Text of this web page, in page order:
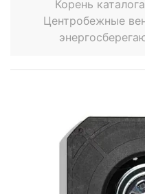
Корень каталога
Центробежные